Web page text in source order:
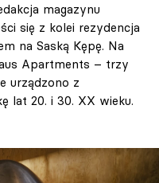
magazynu
się z kolei rezydencja
na Saską Kępę. Na
Apartments – trzy
urządzono z
lat 20. i 30. XX wieku.